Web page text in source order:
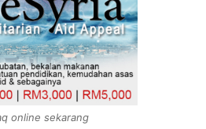
online sekarang